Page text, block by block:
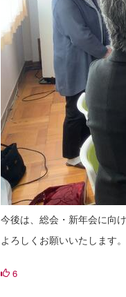
今後は、総会・新年会に向
よろしくお願いいたします。
6